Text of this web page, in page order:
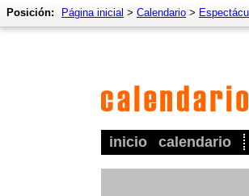
inicio calendario
Posición: Página inicial > Calendario >